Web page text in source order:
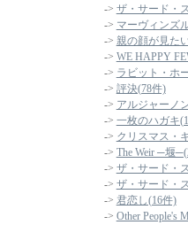
-> ザ・サード・
-> マーヴィンズ
-> 親の顔が見た
-> WE HAPPY
-> ラビット・ホ
-> 評決(78件)
-> アルジャーノ
-> 一枚のハガキ
-> クリスマス・
-> The Weir ─堰
-> ザ・サード・
-> ザ・サード・
-> 君恋し(16件)
-> Other